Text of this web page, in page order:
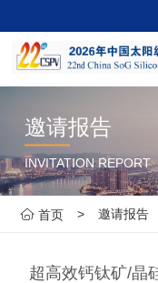
邀请报告
INVITATION REPORT
首页 > 邀请报告
超高效钙钛矿/晶